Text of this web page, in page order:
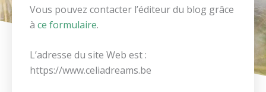
Vous pouvez contacter l’éditeur du blog grâce
à ce formulaire.
L’adresse du site Web est :
https://www.celiadreams.be